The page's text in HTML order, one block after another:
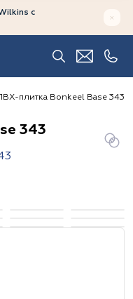
с
плитка Bonkeel Base 343
343